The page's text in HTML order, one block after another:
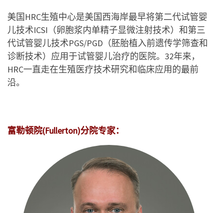
美国HRC生殖中心是美国西海岸最早将第二代试管婴
儿技术ICSI（卵胞浆内单精子显微注射技术）和第三
代试管婴儿技术PGS/PGD（胚胎植入前遗传学筛查和
诊断技术）应用于试管婴儿治疗的医院。32年来，
HRC一直走在生殖医疗技术研究和临床应用的最前
沿。
富勒顿院(Fullerton)分院专家：